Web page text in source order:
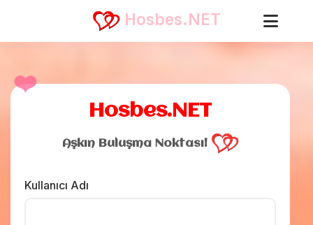
Hosbes.NET
Hosbes.NET
Aşkın Buluşma Noktası!
Kullanıcı Adı